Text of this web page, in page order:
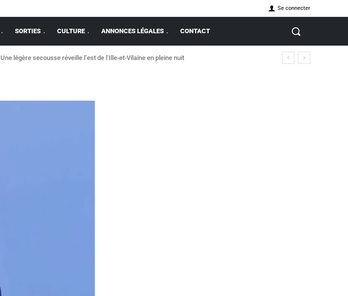
Se connecter
SORTIES CULTURE ANNONCES LÉGALES CONTACT
Une légère secousse réveille l’est de l’Ille-et-Vilaine en pleine nuit